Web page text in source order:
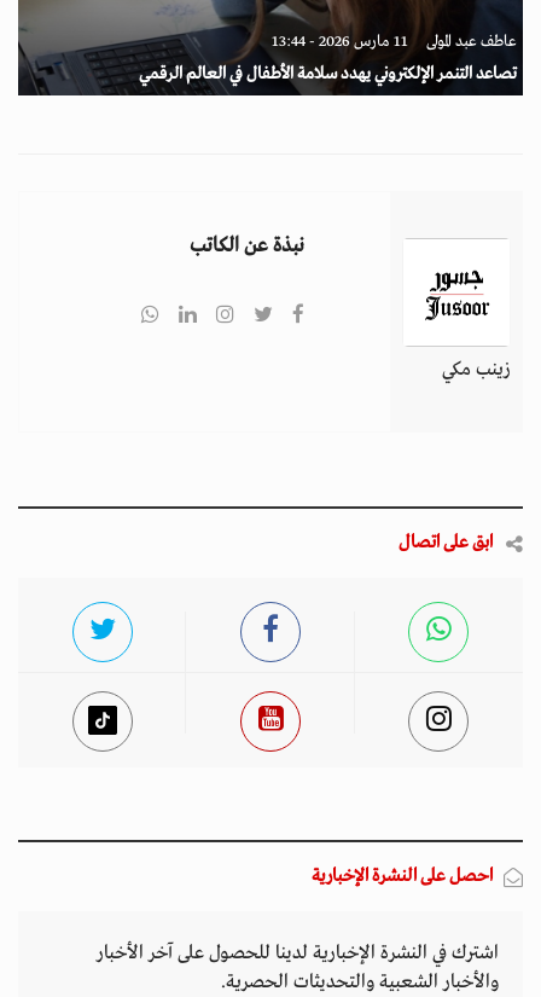
عاطف عبد المولى 11 مارس 2026 - 13:44
تصاعد التنمر الإلكتروني يهدد سلامة الأطفال في العالم الرقمي
زينب مكي
نبذة عن الكاتب
ابق على اتصال
احصل على النشرة الإخبارية
اشترك في النشرة الإخبارية لدينا للحصول على آخر الأخبار
والأخبار الشعبية والتحديثات الحصرية.